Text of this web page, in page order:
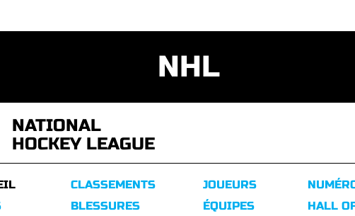
NHL
NATIONAL
HOCKEY LEAGUE
CLASSEMENTS
BLESSURES
JOUEURS
ÉQUIPES
HALL